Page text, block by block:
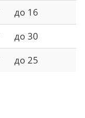
до 16
до 30
до 25